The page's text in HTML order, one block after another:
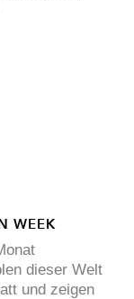
WEEK
dieser Welt
und zeigen